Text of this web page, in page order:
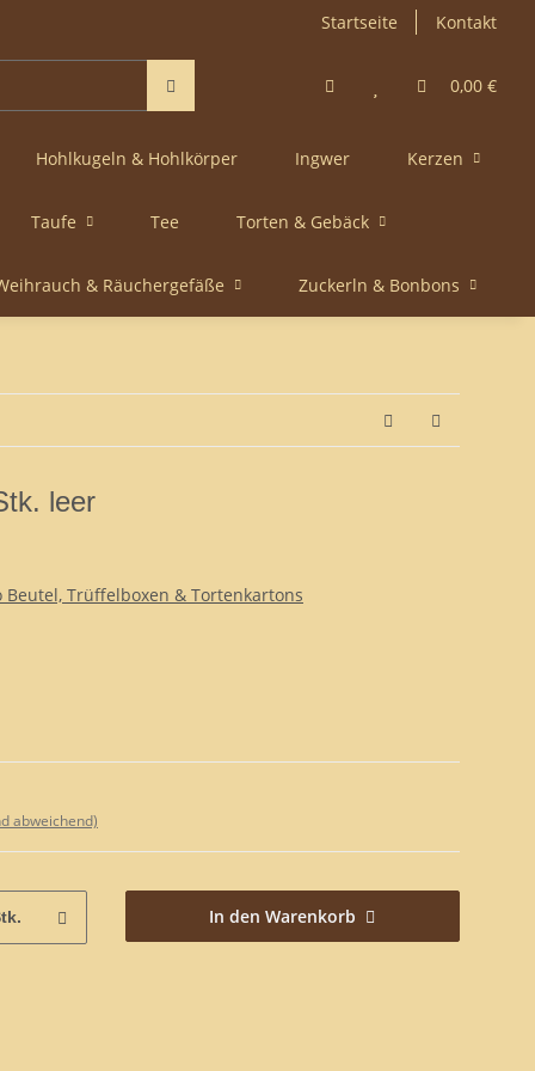
Startseite Kontakt
0,00 €
Hohlkugeln & Hohlkörper Ingwer Kerzen
Taufe Tee Torten & Gebäck
& Räuchergefäße Zuckerln & Bonbons
leer
Beutel, Trüffelboxen & Tortenkartons
abweichend)
In den Warenkorb